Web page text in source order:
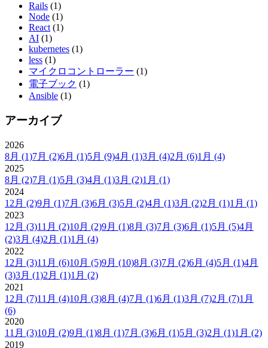
Rails (1)
Node (1)
React (1)
AI (1)
kubernetes (1)
less (1)
マイクロコントローラー (1)
電子ブック (1)
Ansible (1)
アーカイブ
2026
8月 (1)7月 (2)6月 (1)5月 (9)4月 (1)3月 (4)2月 (6)1月 (4)
2025
8月 (2)7月 (1)5月 (3)4月 (1)3月 (2)1月 (1)
2024
12月 (2)9月 (1)7月 (3)6月 (3)5月 (2)4月 (1)3月 (2)2月 (1)1月 (1)
2023
12月 (3)11月 (2)10月 (2)9月 (1)8月 (3)7月 (3)6月 (1)5月 (5)4月
(2)3月 (4)2月 (1)1月 (4)
2022
12月 (3)11月 (6)10月 (5)9月 (10)8月 (3)7月 (2)6月 (4)5月 (1)4月
(3)3月 (1)2月 (1)1月 (2)
2021
12月 (7)11月 (4)10月 (3)8月 (4)7月 (1)6月 (1)3月 (7)2月 (7)1月
(6)
2020
11月 (3)10月 (2)9月 (1)8月 (1)7月 (3)6月 (1)5月 (3)2月 (1)1月 (2)
2019